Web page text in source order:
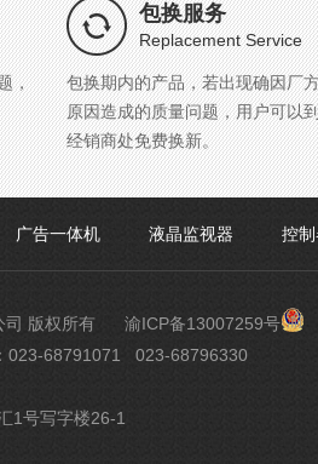
，
包换服务
Replacement Service
包换期内的产品，若出现确因厂
原因造成的质量问题，用户可以
经销商处免费换新。
广告一体机 液晶监视器 控
司 版权所有 渝ICP备13007259号 渝
023-68791071 023-68796330
1号写字楼26-1